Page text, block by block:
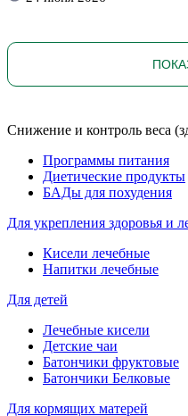
Снижение и контроль веса
Программы питания
Диетические продукты
БАДы для похудения
Для укрепления здоровья и
Кисели лечебные
Напитки лечебные
Для детей
Лечебные кисели
Детские чаи
Батончики фруктовые
Батончики Белковые
Для кормящих матерей